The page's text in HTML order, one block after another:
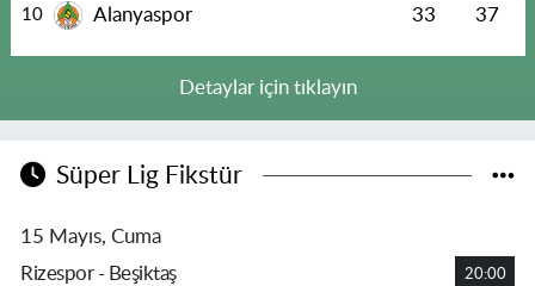
10 Alanyaspor 33 37
Detaylar için tıklayın
Süper Lig Fikstür
15 Mayıs, Cuma
Rizespor - Beşiktaş
20:00